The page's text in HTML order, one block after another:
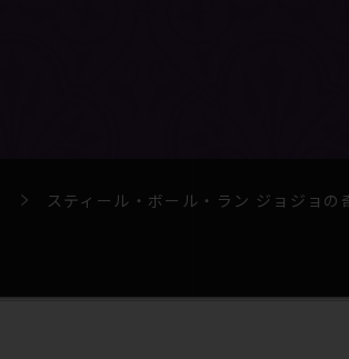
スティール・ボール・ラン ジョジョの